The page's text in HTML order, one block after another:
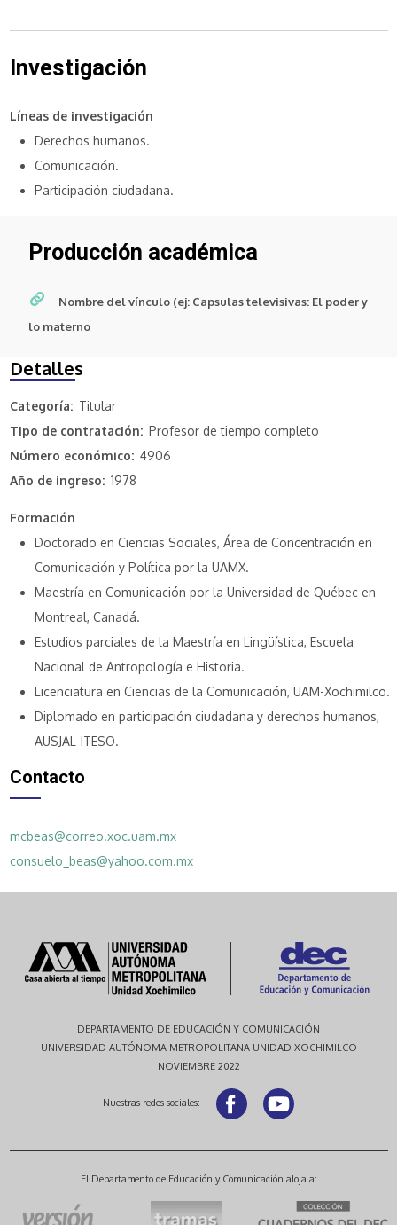
Detalles
Categoría
Titular
Tipo de contratación
Profesor de tiempo completo
Número económico
4906
Año de ingreso
1978
Formación
Doctorado en Ciencias Sociales, Área de Concentración en
Comunicación y Política por la UAMX.
Maestría en Comunicación por la Universidad de Québec en
Montreal, Canadá.
Estudios parciales de la Maestría en Lingüística, Escuela
Nacional de Antropología e Historia.
Licenciatura en Ciencias de la Comunicación, UAM-Xochimilco.
Diplomado en participación ciudadana y derechos humanos,
AUSJAL-ITESO.
Investigación
Líneas de investigación
Derechos humanos.
Comunicación.
Participación ciudadana.
Contacto
mcbeas@correo.xoc.uam.mx
consuelo_beas@yahoo.com.mx
Producción académica
Nombre del vínculo (ej: Capsulas televisivas: El poder y
lo materno
DEPARTAMENTO DE EDUCACIÓN Y COMUNICACIÓN
UNIVERSIDAD AUTÓNOMA METROPOLITANA UNIDAD XOCHIMILCO
NOVIEMBRE 2022
Nuestras redes sociales:
El Departamento de Educación y Comunicación aloja a: